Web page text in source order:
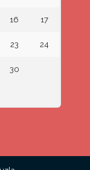
16 17
23 24
30